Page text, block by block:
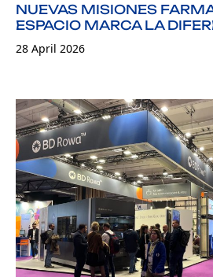
NUEVAS MISIONES
ESPACIO MARCA LA
28 April 2026